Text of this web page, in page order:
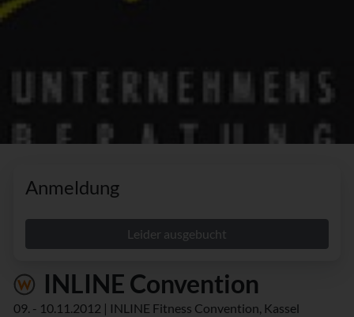
Anmeldung
Leider ausgebucht
INLINE Convention
09. - 10.11.2012 | INLINE Fitness Convention, Kassel